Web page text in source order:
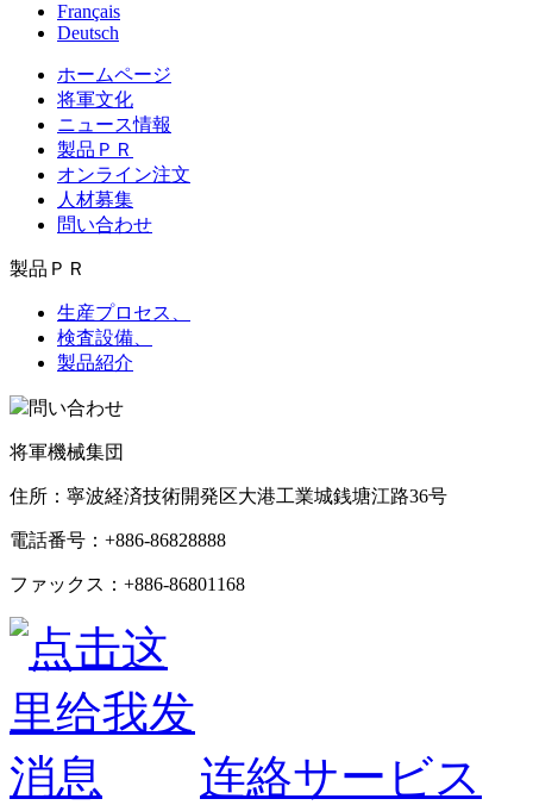
Français
Deutsch
ホームページ
将軍文化
ニュース情報
製品ＰＲ
オンライン注文
人材募集
問い合わせ
製品ＰＲ
生産プロセス、
検査設備、
製品紹介
問い合わせ
将軍機械集団
住所：寧波経済技術開発区大港工業城銭塘江路36号
電話番号：+886-86828888
ファックス：+886-86801168
连絡サービス